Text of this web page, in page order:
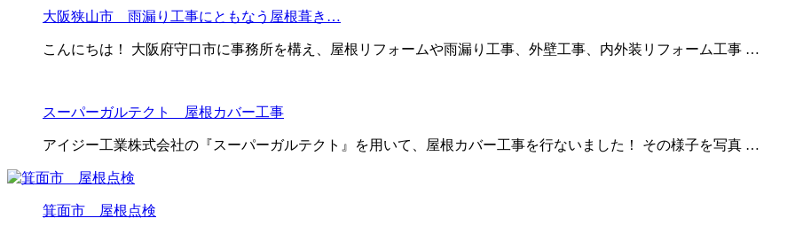
大阪狭山市 雨漏り工事にともなう屋根葺き…
こんにちは！ 大阪府守口市に事務所を構え、屋根リフォームや雨漏り工事、外壁工事、内外装リフォーム工事 …
スーパーガルテクト 屋根カバー工事
アイジー工業株式会社の『スーパーガルテクト』を用いて、屋根カバー工事を行ないました！ その様子を写真 …
箕面市 屋根点検